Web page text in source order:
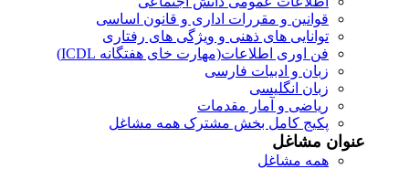
قوانین و مقررات اداری و قانون اساسی
توانایی های ذهنی و ویژگی های رفتاری
فن اوری اطلاعات(مهارت خای هفتگانه ICDL)
زبان و ادبیات فارسی
زبان انگلیسی
ریاضی و آمار مقدمات
پکیج کامل بخش مشترک همه مشاغل
عنوان مشاغل
همه مشاغل